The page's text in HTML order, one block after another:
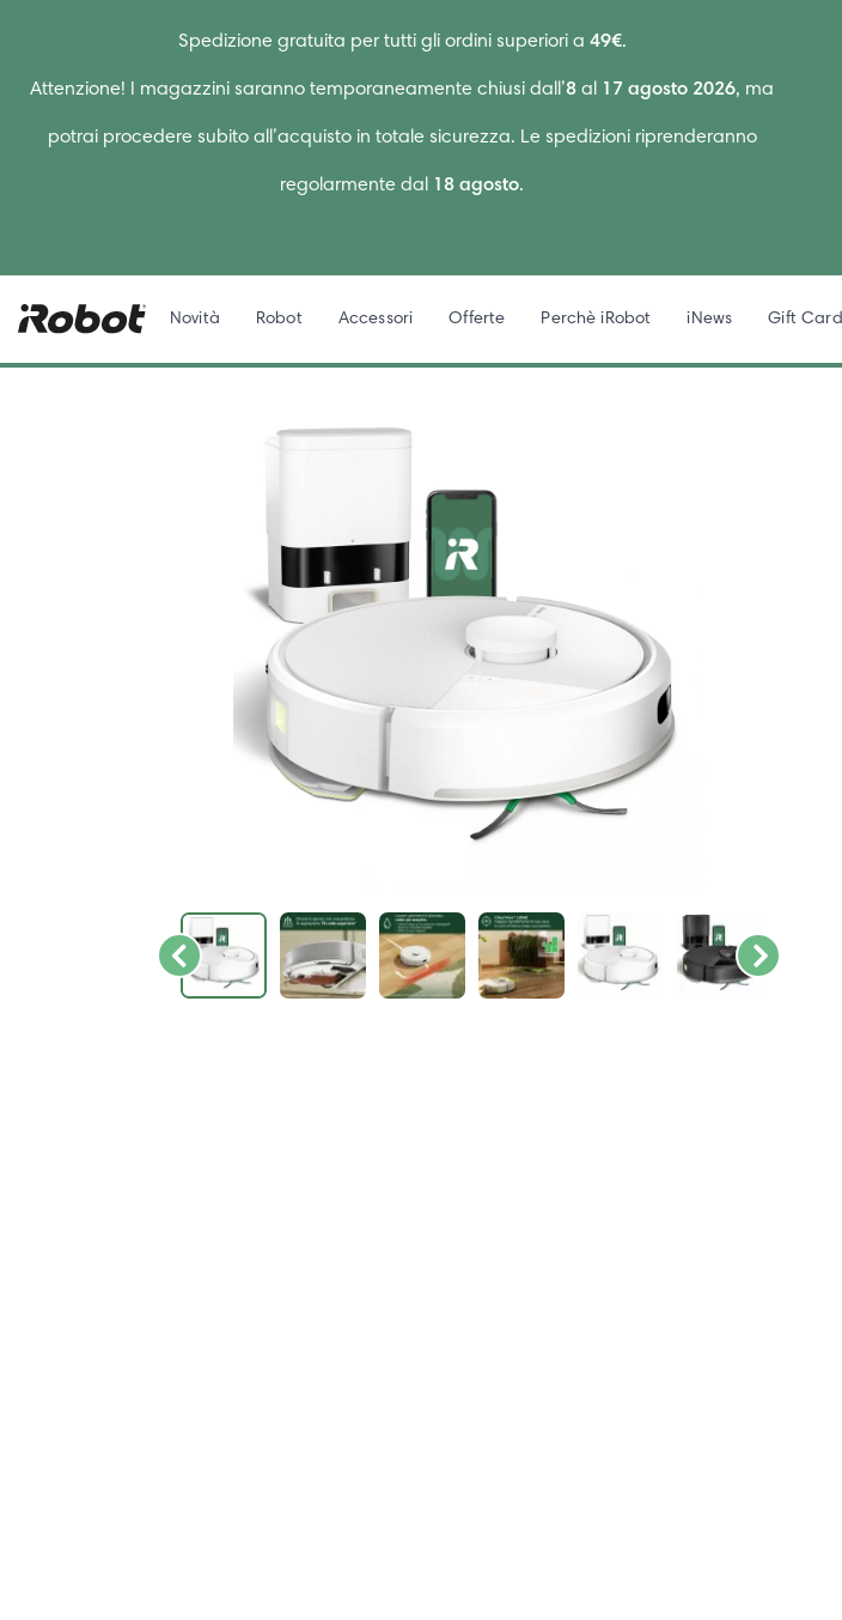
Spedizione gratuita per tutti gli ordini superiori a 49€.
Attenzione! I magazzini saranno temporaneamente chiusi dall’8 al 17 agosto 2026, ma
potrai procedere subito all’acquisto in totale sicurezza. Le spedizioni riprenderanno
regolarmente dal 18 agosto.
Novità Robot Accessori Offerte Perchè iRobot iNews Gift Card